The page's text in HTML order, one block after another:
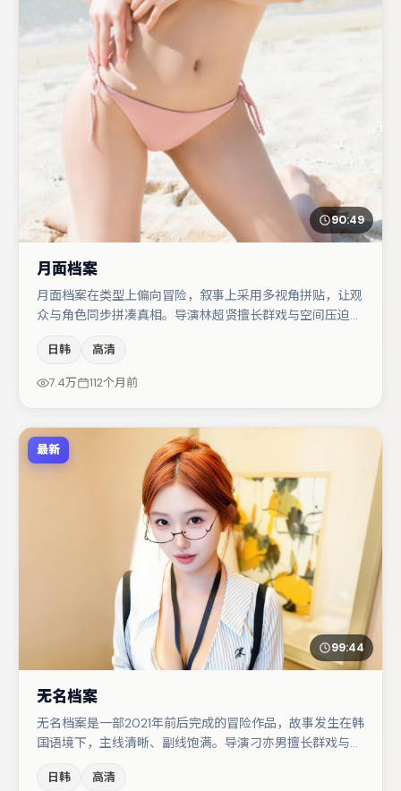
90:49
月面档案
月面档案在类型上偏向冒险，叙事上采用多视角拼贴，让观
众与角色同步拼凑真相。导演林超贤擅长群戏与空间压迫
叙事驱动，梁朝伟、木村拓哉分别提供反差与喜剧/悬疑调
剂（视场次而定）。若你偏爱强类型与清晰主线，这部作品
值得关注。
日韩 高清
7.4万 112个月前
最新
99:44
无名档案
无名档案是一部2021年前后完成的冒险作品，故事发生在韩
国语境下，主线清晰、副线饱满。导演刁亦男擅长群戏与空
颂文的对手戏构成全片情感锚点，廖凡则以细节塑造推动谜
日韩 高清